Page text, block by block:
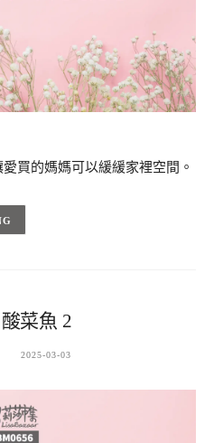
買的媽媽可以緩緩家裡空間。
菜魚 2
2025-03-03